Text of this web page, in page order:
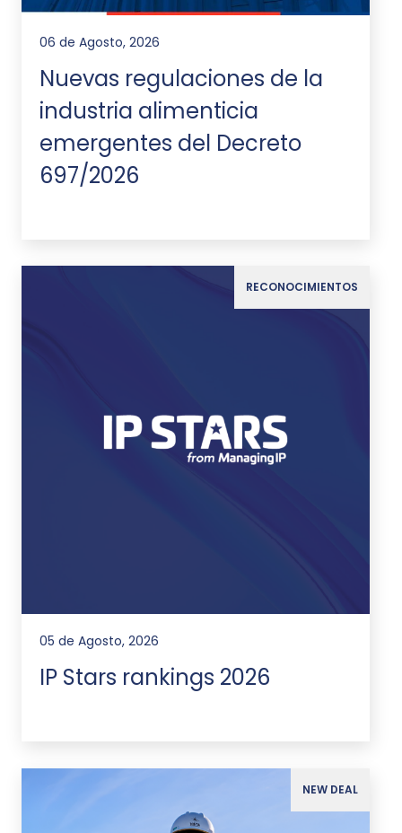
06 de Agosto, 2026
Nuevas regulaciones de la
industria alimenticia
emergentes del Decreto
697/2026
RECONOCIMIENTOS
05 de Agosto, 2026
IP Stars rankings 2026
NEW DEAL